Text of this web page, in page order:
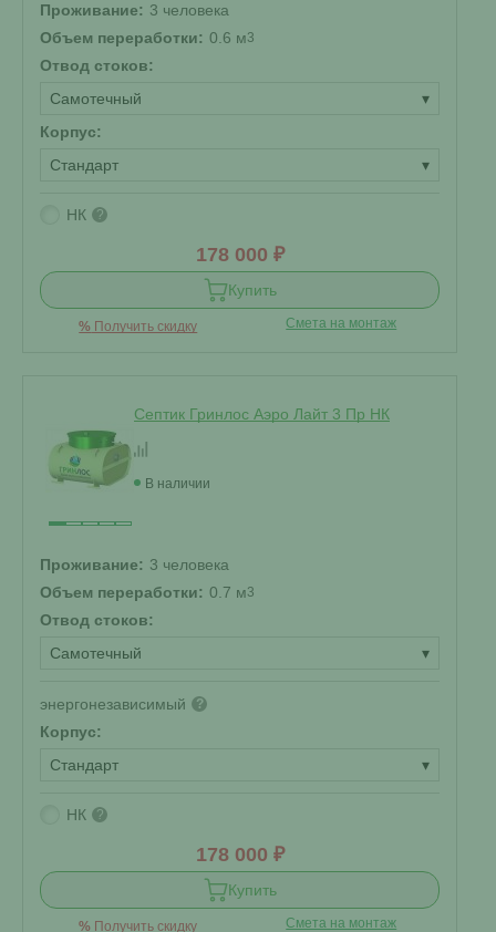
Проживание: 3 человека
Объем переработки: 0.6 м3
Отвод стоков:
Самотечный
▾
Корпус:
Стандарт
▾
НК ?
178 000 ₽
Купить
% Получить скидку Смета на монтаж
Септик Гринлос Аэро Лайт 3 Пр НК
В наличии
Проживание: 3 человека
Объем переработки: 0.7 м3
Отвод стоков:
Самотечный
▾
энергонезависимый ?
Корпус:
Стандарт
▾
НК ?
178 000 ₽
Купить
% Получить скидку Смета на монтаж